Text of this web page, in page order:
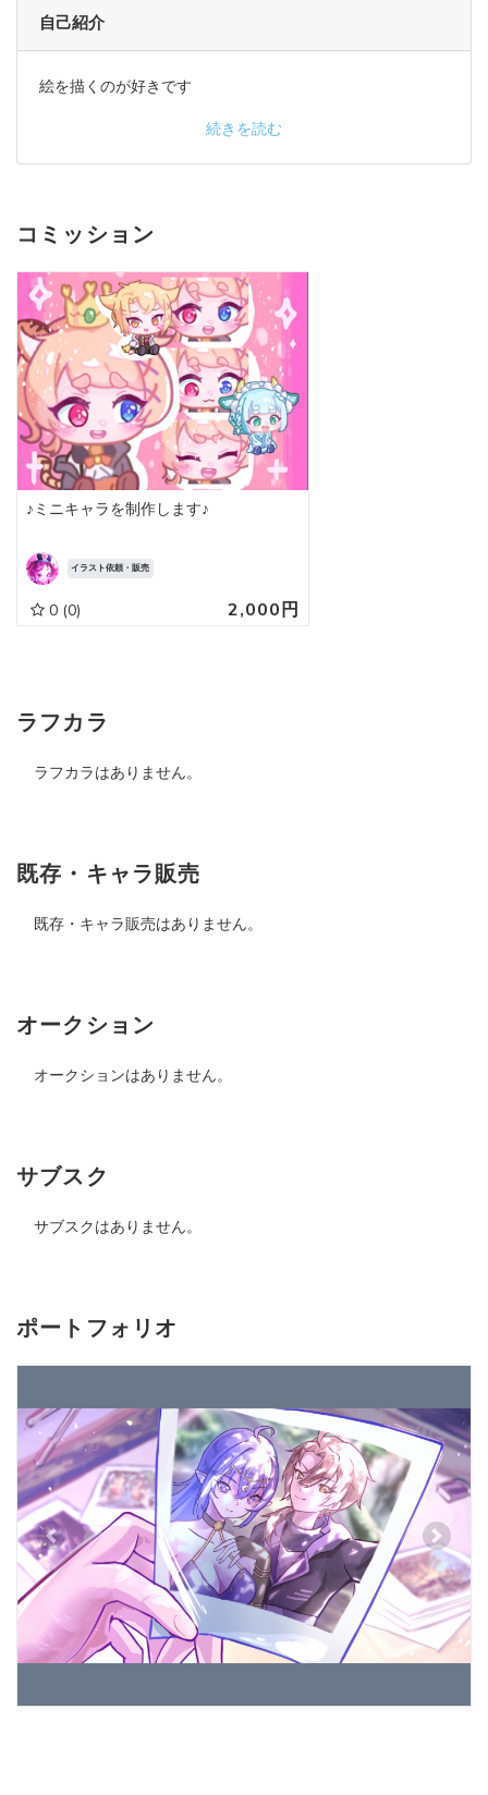
自己紹介
絵を描くのが好きです
続きを読む
コミッション
♪ミニキャラを制作します♪
イラスト依頼・販売
0 (0) 2,000円
ラフカラ
ラフカラはありません。
既存・キャラ販売
既存・キャラ販売はありません。
オークション
オークションはありません。
サブスク
サブスクはありません。
ポートフォリオ
Previous Next